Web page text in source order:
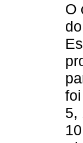
O
5,